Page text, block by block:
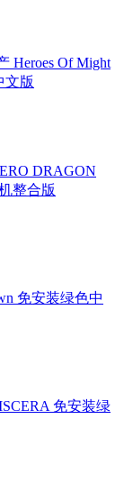
Heroes Of Might
文版
DRAGON
整合版
免安装绿色中
免安装绿